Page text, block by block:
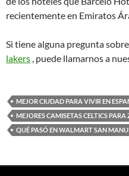
recientemente en Emiratos
Si tiene alguna pregunta
lakers , puede llamarnos a
MEJOR CIUDAD PARA VIVIR EN
MEJORES CAMISETAS CELTICS
QUÉ PASÓ EN WALMART SAN